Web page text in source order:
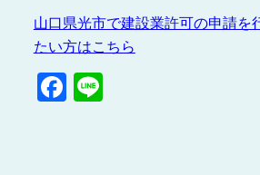
山口県光市で建設業許可の申請を
たい方はこちら
Facebook
Line